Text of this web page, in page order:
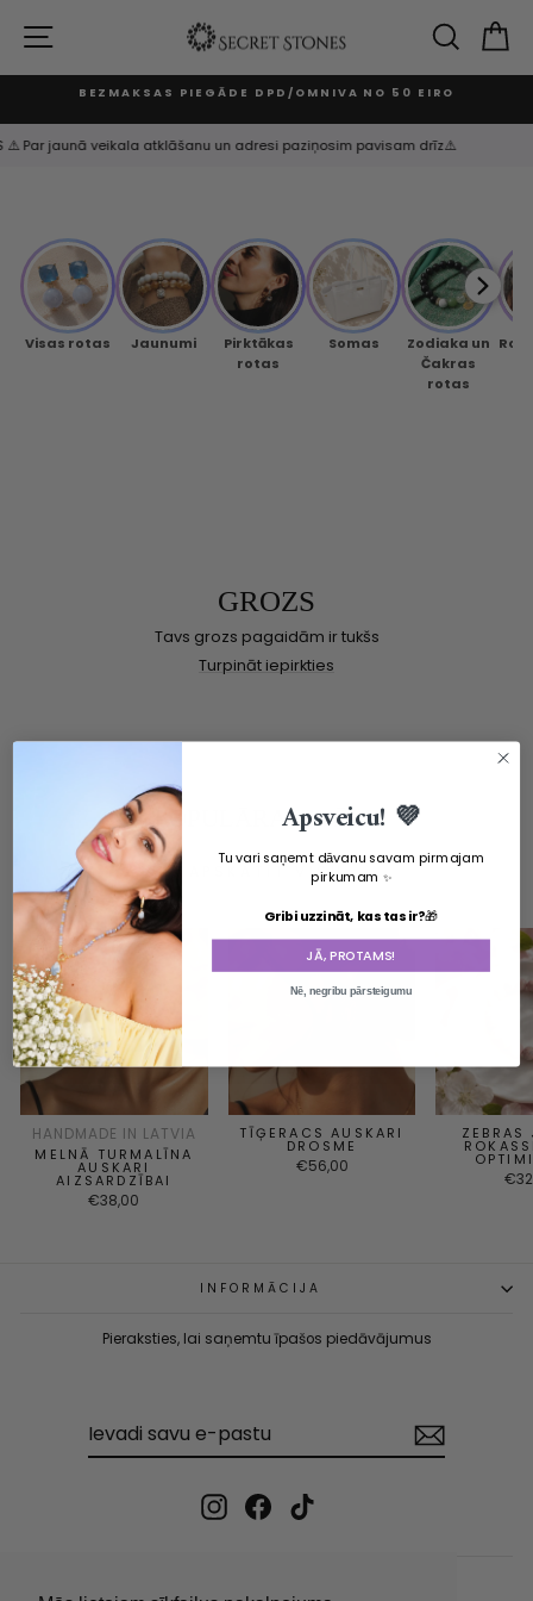
turpināt
VIETNES NAVIGĀCIJA
BEZMAKSAS PIEGĀDE DPD/OMNIVA NO 50 EIRO
⚠️ Par jaunā veikala atklāšanu un adresi paziņosim pavisam drīz⚠️
Visas rotas Jaunumi
Pirktākas
rotas
Somas
Zodiaka un
Čakras
rotas
GROZS
Tavs grozs pagaidām ir tukšs
Turpināt iepirkties
POPULĀRA IZVĒLE
APSKATĪT VISU
HANDMADE IN LATVIA
MELNĀ TURMALĪNA
AUSKARI
AIZSARDZĪBAI
€38,00
TĪĢERACS AUSKARI
DROSME
€56,00
ZEBRAS
INFORMĀCIJA
Pieraksties, lai saņemtu īpašos piedāvājumus
Instagram
FacebookTikTok
Требуется вход в систему
Войдите в свою учетную запись, чтобы добавить товары в
список желаний и просмотреть ранее сохраненные товары.
Apsveicu! 💜
Tu vari saņemt dāvanu savam pirmajam
pirkumam ✨
Gribi uzzināt, kas tas ir?🎁
JĀ, PROTAMS!
Nē, negribu pārsteigumu